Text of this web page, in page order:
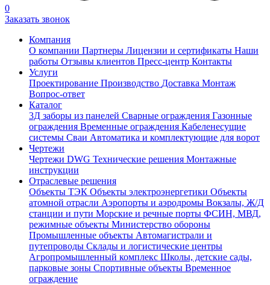
0
Заказать звонок
Компания
О компании Партнеры Лицензии и сертификаты Наши
работы Отзывы клиентов Пресс-центр Контакты
Услуги
Проектирование Производство Доставка Монтаж
Вопрос-ответ
Каталог
3Д заборы из панелей Сварные ограждения Газонные
ограждения Временные ограждения Кабеленесущие
системы Cваи Автоматика и комплектующие для ворот
Чертежи
Чертежи DWG Технические решения Монтажные
инструкции
Отраслевые решения
Объекты ТЭК Объекты электроэнергетики Объекты
атомной отрасли Аэропорты и аэродромы Вокзалы, Ж/Д
станции и пути Морские и речные порты ФСИН, МВД,
режимные объекты Министерство обороны
Промышленные объекты Автомагистрали и
путепроводы Склады и логистические центры
Агропромышленный комплекс Школы, детские сады,
парковые зоны Спортивные объекты Временное
ограждение